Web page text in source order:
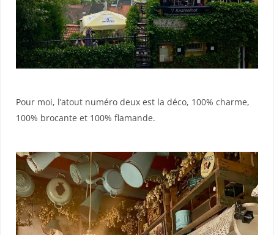
Pour moi, l’atout numéro deux est la déco, 100% charme,
100% brocante et 100% flamande.